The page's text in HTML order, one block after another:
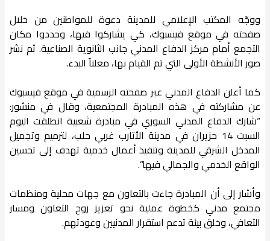
ووجّه المكتب الإعلامي للمدينة دعوة للمواطنين من خلال
صفحته في موقع فيسبوك، كي يشاركوا فيها، وحددوا مكان
التجمع أمام مركز الدفاع المدني جانب الثانوية الصناعية. ثم نشر
صور الأنشطة الأولى التي تم القيام بها، معلناً البدء.
كما أعلن الدفاع المدني عبر صفحته الرسمية في موقع فيسبوك
عن مشاركته في هذه المبادرة المجتمعية، وقال في منشور:
“شارك الدفاع المدني السوري في مبادرة شعبية انطلقت اليوم
السبت 14 حزيران في مدينة الأتارب غربي حلب، لترميم وتجميل
المدخل الشرقي للمدينة وتنفيذ أعمال خدمية تهدف إلى تحسين
الواقع الخدمي والجمالي فيها”.
وأشار إلى أن المبادرة جاءت بالتعاون مع جهات محلية ومنظمات
مجتمع مدني كخطوة عملية نحو تعزيز روح التعاون ومسار
التعافي، وخلق بيئة تدعم استقرار المدنيين وعودتهم.